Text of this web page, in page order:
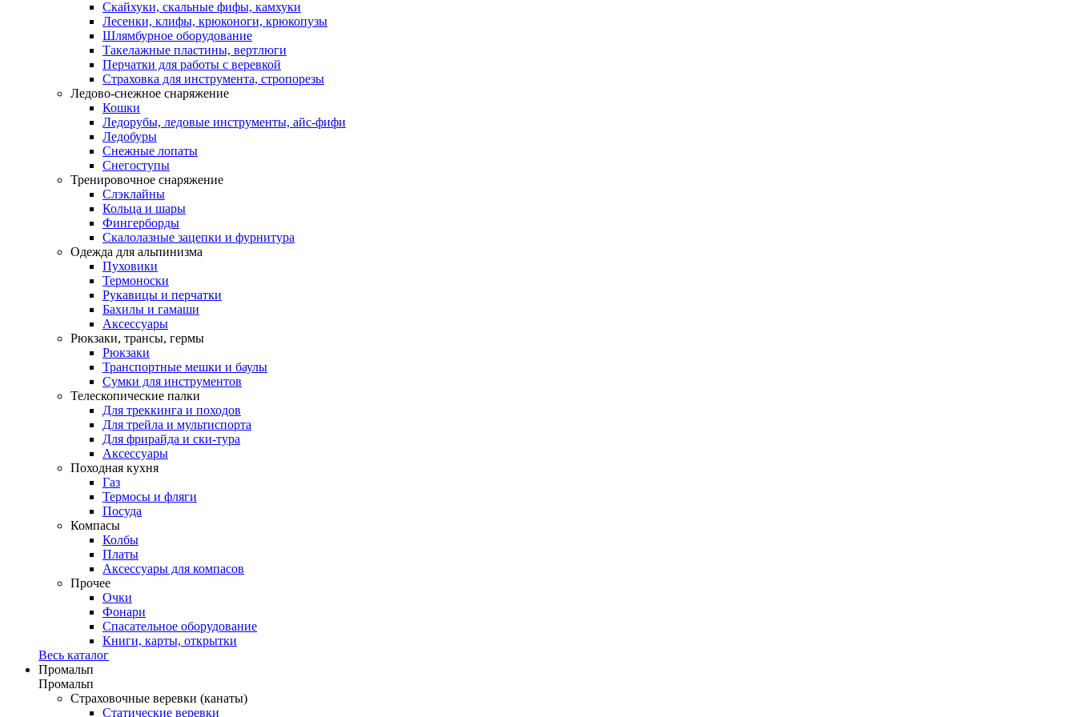
Скайхуки, скальные фифы, камхуки
Лесенки, клифы, крюконоги, крюкопузы
Шлямбурное оборудование
Такелажные пластины, вертлюги
Перчатки для работы с веревкой
Страховка для инструмента, стропорезы
Ледово-снежное снаряжение
Кошки
Ледорубы, ледовые инструменты, айс-фифи
Ледобуры
Снежные лопаты
Снегоступы
Тренировочное снаряжение
Слэклайны
Кольца и шары
Фингерборды
Скалолазные зацепки и фурнитура
Одежда для альпинизма
Пуховики
Термоноски
Рукавицы и перчатки
Бахилы и гамаши
Аксессуары
Рюкзаки, трансы, гермы
Рюкзаки
Транспортные мешки и баулы
Сумки для инструментов
Телескопические палки
Для треккинга и походов
Для трейла и мультиспорта
Для фрирайда и ски-тура
Аксессуары
Походная кухня
Газ
Термосы и фляги
Посуда
Компасы
Колбы
Платы
Аксессуары для компасов
Прочее
Очки
Фонари
Спасательное оборудование
Книги, карты, открытки
Весь каталог
Промальп
Промальп
Страховочные веревки (канаты)
Статические веревки